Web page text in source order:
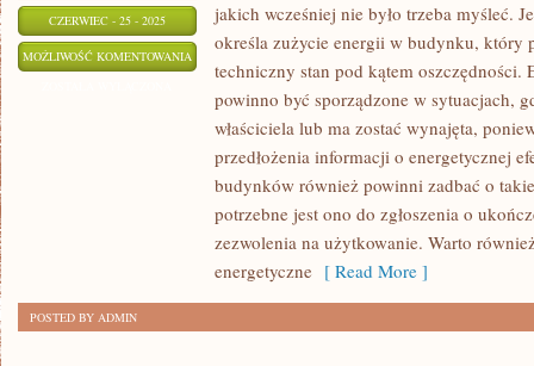
CZERWIEC - 25 - 2025
MOŻLIWOŚĆ KOMENTOWANIA
WYKONANIE
jakich wcześniej nie było trzeba myśleć.
określa zużycie energii w budynku, który
techniczny stan pod kątem oszczędności.
powinno być sporządzone w sytuacjach,
właściciela lub ma zostać wynajęta,
przedłożenia informacji o energetycznej
budynków również powinni zadbać o
potrzebne jest ono do zgłoszenia o
zezwolenia na użytkowanie. Warto
energetyczne [ Read More ]
POSTED BY ADMIN